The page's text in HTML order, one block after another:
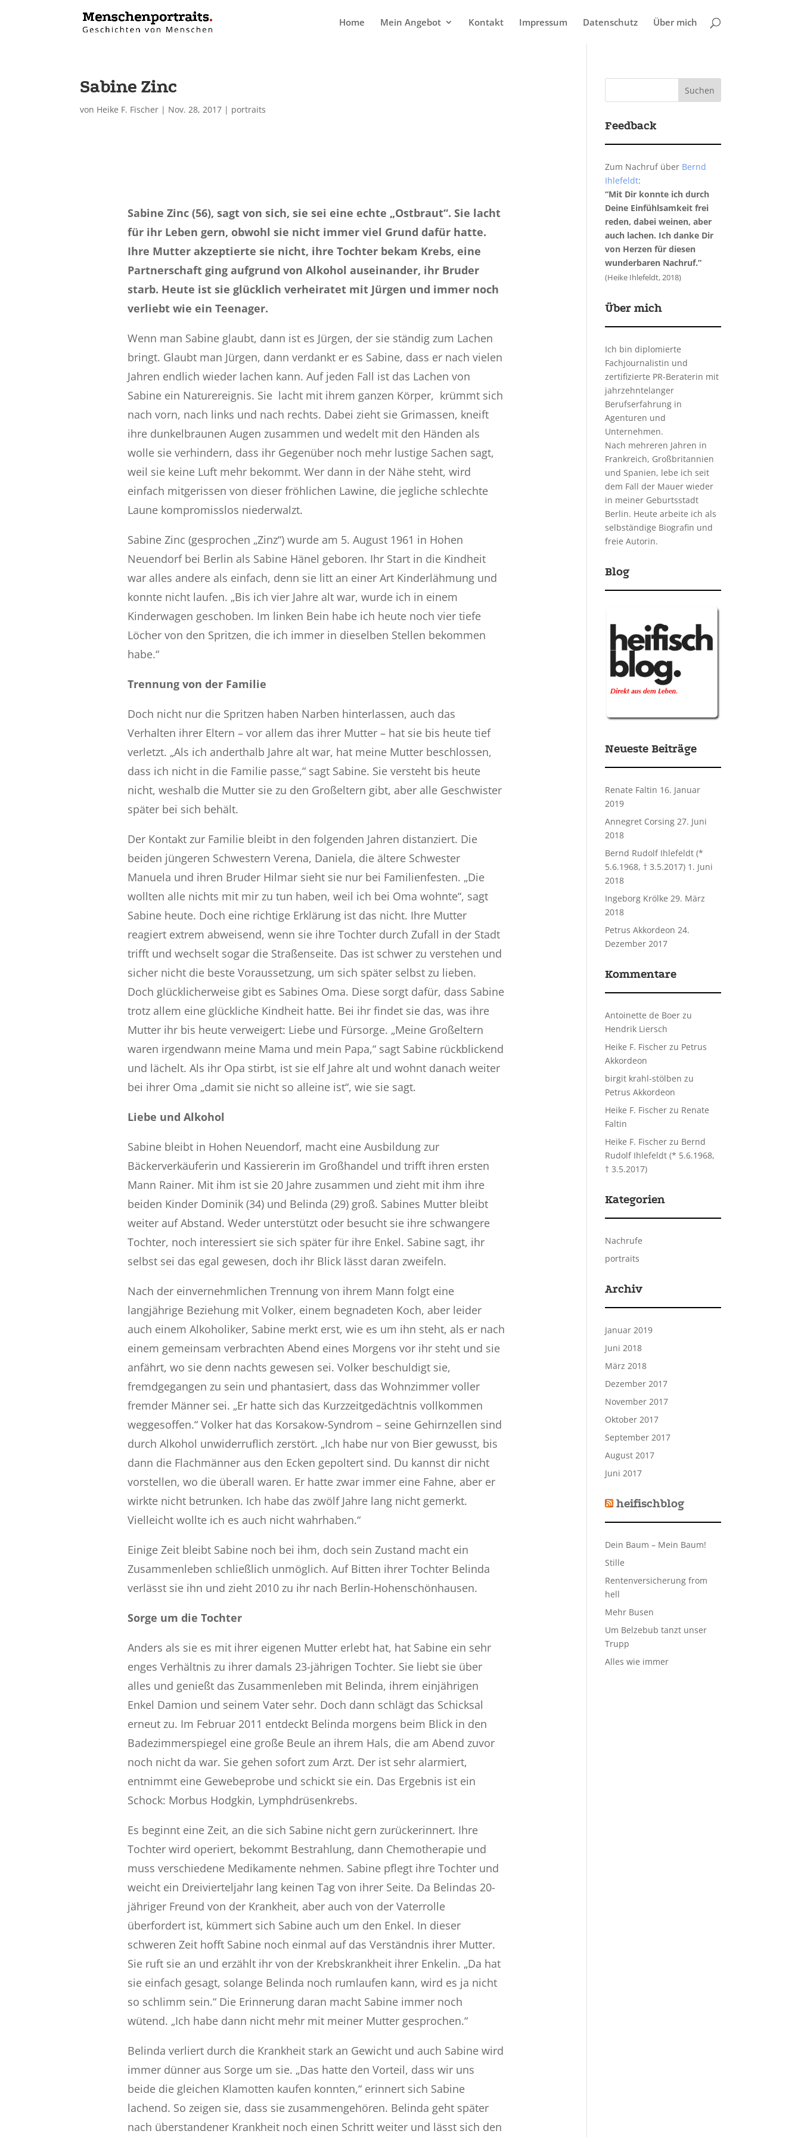
Home Mein Angebot Kontakt Impressum Datenschutz Über mich
Sabine Zinc
von Heike F. Fischer | Nov. 28, 2017 | portraits
Sabine Zinc (56), sagt von sich, sie sei eine echte „Ostbraut“. Sie lacht
für ihr Leben gern, obwohl sie nicht immer viel Grund dafür hatte.
Ihre Mutter akzeptierte sie nicht, ihre Tochter bekam Krebs, eine
Partnerschaft ging aufgrund von Alkohol auseinander, ihr Bruder
starb. Heute ist sie glücklich verheiratet mit Jürgen und immer noch
verliebt wie ein Teenager.
Wenn man Sabine glaubt, dann ist es Jürgen, der sie ständig zum Lachen
bringt. Glaubt man Jürgen, dann verdankt er es Sabine, dass er nach vielen
Jahren endlich wieder lachen kann. Auf jeden Fall ist das Lachen von
Sabine ein Naturereignis. Sie lacht mit ihrem ganzen Körper, krümmt sich
nach vorn, nach links und nach rechts. Dabei zieht sie Grimassen, kneift
ihre dunkelbraunen Augen zusammen und wedelt mit den Händen als
wolle sie verhindern, dass ihr Gegenüber noch mehr lustige Sachen sagt,
weil sie keine Luft mehr bekommt. Wer dann in der Nähe steht, wird
einfach mitgerissen von dieser fröhlichen Lawine, die jegliche schlechte
Laune kompromisslos niederwalzt.
Sabine Zinc (gesprochen „Zinz“) wurde am 5. August 1961 in Hohen
Neuendorf bei Berlin als Sabine Hänel geboren. Ihr Start in die Kindheit
war alles andere als einfach, denn sie litt an einer Art Kinderlähmung und
konnte nicht laufen. „Bis ich vier Jahre alt war, wurde ich in einem
Kinderwagen geschoben. Im linken Bein habe ich heute noch vier tiefe
Löcher von den Spritzen, die ich immer in dieselben Stellen bekommen
habe.“
Trennung von der Familie
Doch nicht nur die Spritzen haben Narben hinterlassen, auch das
Verhalten ihrer Eltern – vor allem das ihrer Mutter – hat sie bis heute tief
verletzt. „Als ich anderthalb Jahre alt war, hat meine Mutter beschlossen,
dass ich nicht in die Familie passe,“ sagt Sabine. Sie versteht bis heute
nicht, weshalb die Mutter sie zu den Großeltern gibt, aber alle Geschwister
später bei sich behält.
Der Kontakt zur Familie bleibt in den folgenden Jahren distanziert. Die
beiden jüngeren Schwestern Verena, Daniela, die ältere Schwester
Manuela und ihren Bruder Hilmar sieht sie nur bei Familienfesten. „Die
wollten alle nichts mit mir zu tun haben, weil ich bei Oma wohnte“, sagt
Sabine heute. Doch eine richtige Erklärung ist das nicht. Ihre Mutter
reagiert extrem abweisend, wenn sie ihre Tochter durch Zufall in der Stadt
trifft und wechselt sogar die Straßenseite. Das ist schwer zu verstehen und
sicher nicht die beste Voraussetzung, um sich später selbst zu lieben.
Doch glücklicherweise gibt es Sabines Oma. Diese sorgt dafür, dass Sabine
trotz allem eine glückliche Kindheit hatte. Bei ihr findet sie das, was ihre
Mutter ihr bis heute verweigert: Liebe und Fürsorge. „Meine Großeltern
waren irgendwann meine Mama und mein Papa,“ sagt Sabine rückblickend
und lächelt. Als ihr Opa stirbt, ist sie elf Jahre alt und wohnt danach weiter
bei ihrer Oma „damit sie nicht so alleine ist“, wie sie sagt.
Liebe und Alkohol
Sabine bleibt in Hohen Neuendorf, macht eine Ausbildung zur
Bäckerverkäuferin und Kassiererin im Großhandel und trifft ihren ersten
Mann Rainer. Mit ihm ist sie 20 Jahre zusammen und zieht mit ihm ihre
beiden Kinder Dominik (34) und Belinda (29) groß. Sabines Mutter bleibt
weiter auf Abstand. Weder unterstützt oder besucht sie ihre schwangere
Tochter, noch interessiert sie sich später für ihre Enkel. Sabine sagt, ihr
selbst sei das egal gewesen, doch ihr Blick lässt daran zweifeln.
Nach der einvernehmlichen Trennung von ihrem Mann folgt eine
langjährige Beziehung mit Volker, einem begnadeten Koch, aber leider
auch einem Alkoholiker, Sabine merkt erst, wie es um ihn steht, als er nach
einem gemeinsam verbrachten Abend eines Morgens vor ihr steht und sie
anfährt, wo sie denn nachts gewesen sei. Volker beschuldigt sie,
fremdgegangen zu sein und phantasiert, dass das Wohnzimmer voller
fremder Männer sei. „Er hatte sich das Kurzzeitgedächtnis vollkommen
weggesoffen.“ Volker hat das Korsakow-Syndrom – seine Gehirnzellen sind
durch Alkohol unwiderruflich zerstört. „Ich habe nur von Bier gewusst, bis
dann die Flachmänner aus den Ecken gepoltert sind. Du kannst dir nicht
vorstellen, wo die überall waren. Er hatte zwar immer eine Fahne, aber er
wirkte nicht betrunken. Ich habe das zwölf Jahre lang nicht gemerkt.
Vielleicht wollte ich es auch nicht wahrhaben.“
Einige Zeit bleibt Sabine noch bei ihm, doch sein Zustand macht ein
Zusammenleben schließlich unmöglich. Auf Bitten ihrer Tochter Belinda
verlässt sie ihn und zieht 2010 zu ihr nach Berlin-Hohenschönhausen.
Sorge um die Tochter
Anders als sie es mit ihrer eigenen Mutter erlebt hat, hat Sabine ein sehr
enges Verhältnis zu ihrer damals 23-jährigen Tochter. Sie liebt sie über
alles und genießt das Zusammenleben mit Belinda, ihrem einjährigen
Enkel Damion und seinem Vater sehr. Doch dann schlägt das Schicksal
erneut zu. Im Februar 2011 entdeckt Belinda morgens beim Blick in den
Badezimmerspiegel eine große Beule an ihrem Hals, die am Abend zuvor
noch nicht da war. Sie gehen sofort zum Arzt. Der ist sehr alarmiert,
entnimmt eine Gewebeprobe und schickt sie ein. Das Ergebnis ist ein
Schock: Morbus Hodgkin, Lymphdrüsenkrebs.
Es beginnt eine Zeit, an die sich Sabine nicht gern zurückerinnert. Ihre
Tochter wird operiert, bekommt Bestrahlung, dann Chemotherapie und
muss verschiedene Medikamente nehmen. Sabine pflegt ihre Tochter und
weicht ein Dreivierteljahr lang keinen Tag von ihrer Seite. Da Belindas 20-
jähriger Freund von der Krankheit, aber auch von der Vaterrolle
überfordert ist, kümmert sich Sabine auch um den Enkel. In dieser
schweren Zeit hofft Sabine noch einmal auf das Verständnis ihrer Mutter.
Sie ruft sie an und erzählt ihr von der Krebskrankheit ihrer Enkelin. „Da hat
sie einfach gesagt, solange Belinda noch rumlaufen kann, wird es ja nicht
so schlimm sein.“ Die Erinnerung daran macht Sabine immer noch
wütend. „Ich habe dann nicht mehr mit meiner Mutter gesprochen.“
Belinda verliert durch die Krankheit stark an Gewicht und auch Sabine wird
immer dünner aus Sorge um sie. „Das hatte den Vorteil, dass wir uns
beide die gleichen Klamotten kaufen konnten,“ erinnert sich Sabine
lachend. So zeigen sie, dass sie zusammengehören. Belinda geht später
nach überstandener Krankheit noch einen Schritt weiter und lässt sich den
Feedback
Zum Nachruf über Bernd
Ihlefeldt:
“Mit Dir konnte ich durch
Deine Einfühlsamkeit frei
reden, dabei weinen, aber
auch lachen. Ich danke Dir
von Herzen für diesen
wunderbaren Nachruf.”
(Heike Ihlefeldt, 2018)
Über mich
Ich bin diplomierte
Fachjournalistin und
zertifizierte PR-Beraterin mit
jahrzehntelanger
Berufserfahrung in
Agenturen und
Unternehmen.
Nach mehreren Jahren in
Frankreich, Großbritannien
und Spanien, lebe ich seit
dem Fall der Mauer wieder
in meiner Geburtsstadt
Berlin. Heute arbeite ich als
selbständige Biografin und
freie Autorin.
Blog
Neueste Beiträge
Renate Faltin 16. Januar
2019
Annegret Corsing 27. Juni
2018
Bernd Rudolf Ihlefeldt (*
5.6.1968, † 3.5.2017) 1. Juni
2018
Ingeborg Krölke 29. März
2018
Petrus Akkordeon 24.
Dezember 2017
Kommentare
Antoinette de Boer zu
Hendrik Liersch
Heike F. Fischer zu Petrus
Akkordeon
birgit krahl-stölben zu
Petrus Akkordeon
Heike F. Fischer zu Renate
Faltin
Heike F. Fischer zu Bernd
Rudolf Ihlefeldt (* 5.6.1968,
† 3.5.2017)
Kategorien
Nachrufe
portraits
Archiv
Januar 2019
Juni 2018
März 2018
Dezember 2017
November 2017
Oktober 2017
September 2017
August 2017
Juni 2017
heifischblog
Dein Baum – Mein Baum!
Stille
Rentenversicherung from
hell
Mehr Busen
Um Belzebub tanzt unser
Trupp
Alles wie immer